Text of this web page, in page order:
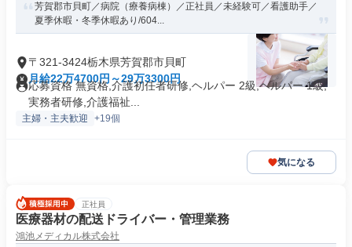
芳賀郡市貝町／病院（療養病棟）／正社員／未経験可／看護助手／
夏季休暇・冬季休暇あり/604...
〒321-3424栃木県芳賀郡市貝町
月給22万4700円～29万3300円
応募資格 無資格,介護初任者研修,ヘルパー 2級,ヘルパー 1級,
実務者研修,介護福祉...
主婦・主夫歓迎 +19個
気になる
正社員
医療器材の配送ドライバー・管理業務
鴻池メディカル株式会社